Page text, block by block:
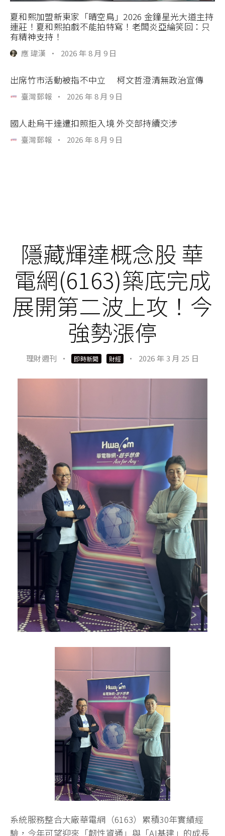
夏和熙加盟新東家「晴空鳥」2026 金鐘星光大道主持
連莊！夏和熙拍戲不能拍特寫！老闆炎亞綸笑回：只
有精神支持！
應 瑋漢 · 2026 年 8 月 9 日
出席竹市活動被指不中立 柯文哲澄清無政治宣傳
臺灣郵報 · 2026 年 8 月 9 日
國人赴烏干達遭扣照拒入境 外交部持續交涉
臺灣郵報 · 2026 年 8 月 9 日
隱藏輝達概念股 華
電網(6163)築底完成
展開第二波上攻！今
強勢漲停
理財週刊 · 即時新聞 財經 · 2026 年 3 月 25 日
系統服務整合大廠華電網（6163）累積30年實績經
驗，今年可望迎來「韌性資通」與「AI基建」的成長